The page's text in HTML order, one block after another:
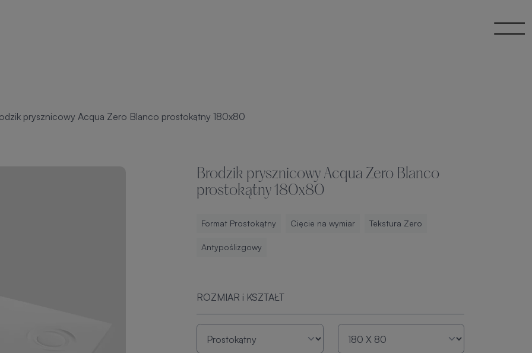
prysznicowy Acqua Zero Blanco prostokątny 180x80
Brodzik prysznicowy Acqua Zero Blanco
prostokątny 180x80
Format Prostokątny Cięcie na wymiar Tekstura Zero
Antypoślizgowy
ROZMIAR i KSZTAŁT